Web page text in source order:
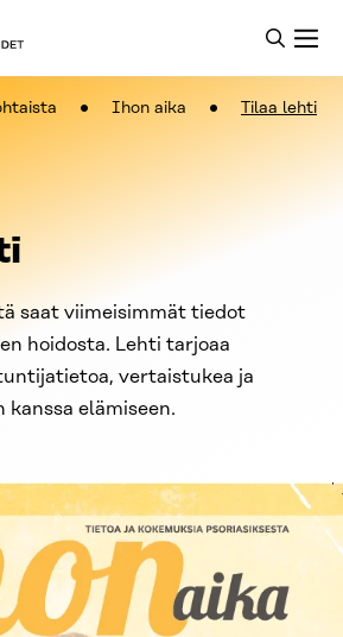
Ihon aika Tilaa lehti
saat viimeisimmät tiedot
hoidosta. Lehti tarjoaa
vertaistukea ja
kanssa elämiseen.